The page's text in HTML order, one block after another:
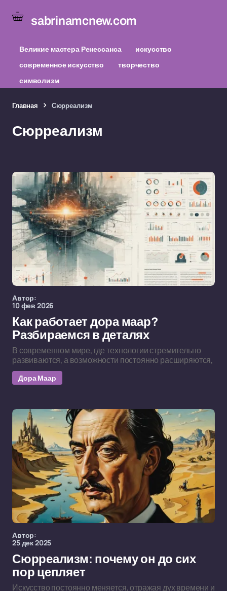
sabrinamcnew.com
Великие мастера Ренессанса
искусство
современное искусство
творчество
символизм
Главная Сюрреализм
Сюрреализм
Автор:
10 фев 2026
Как работает дора маар?
Разбираемся в деталях
В современном мире, где технологии стремительно
развиваются, а возможности постоянно расширяются,
Дора Маар
Автор:
25 дек 2025
Сюрреализм: почему он до сих
пор цепляет
Искусство постоянно меняется, отражая дух времени и